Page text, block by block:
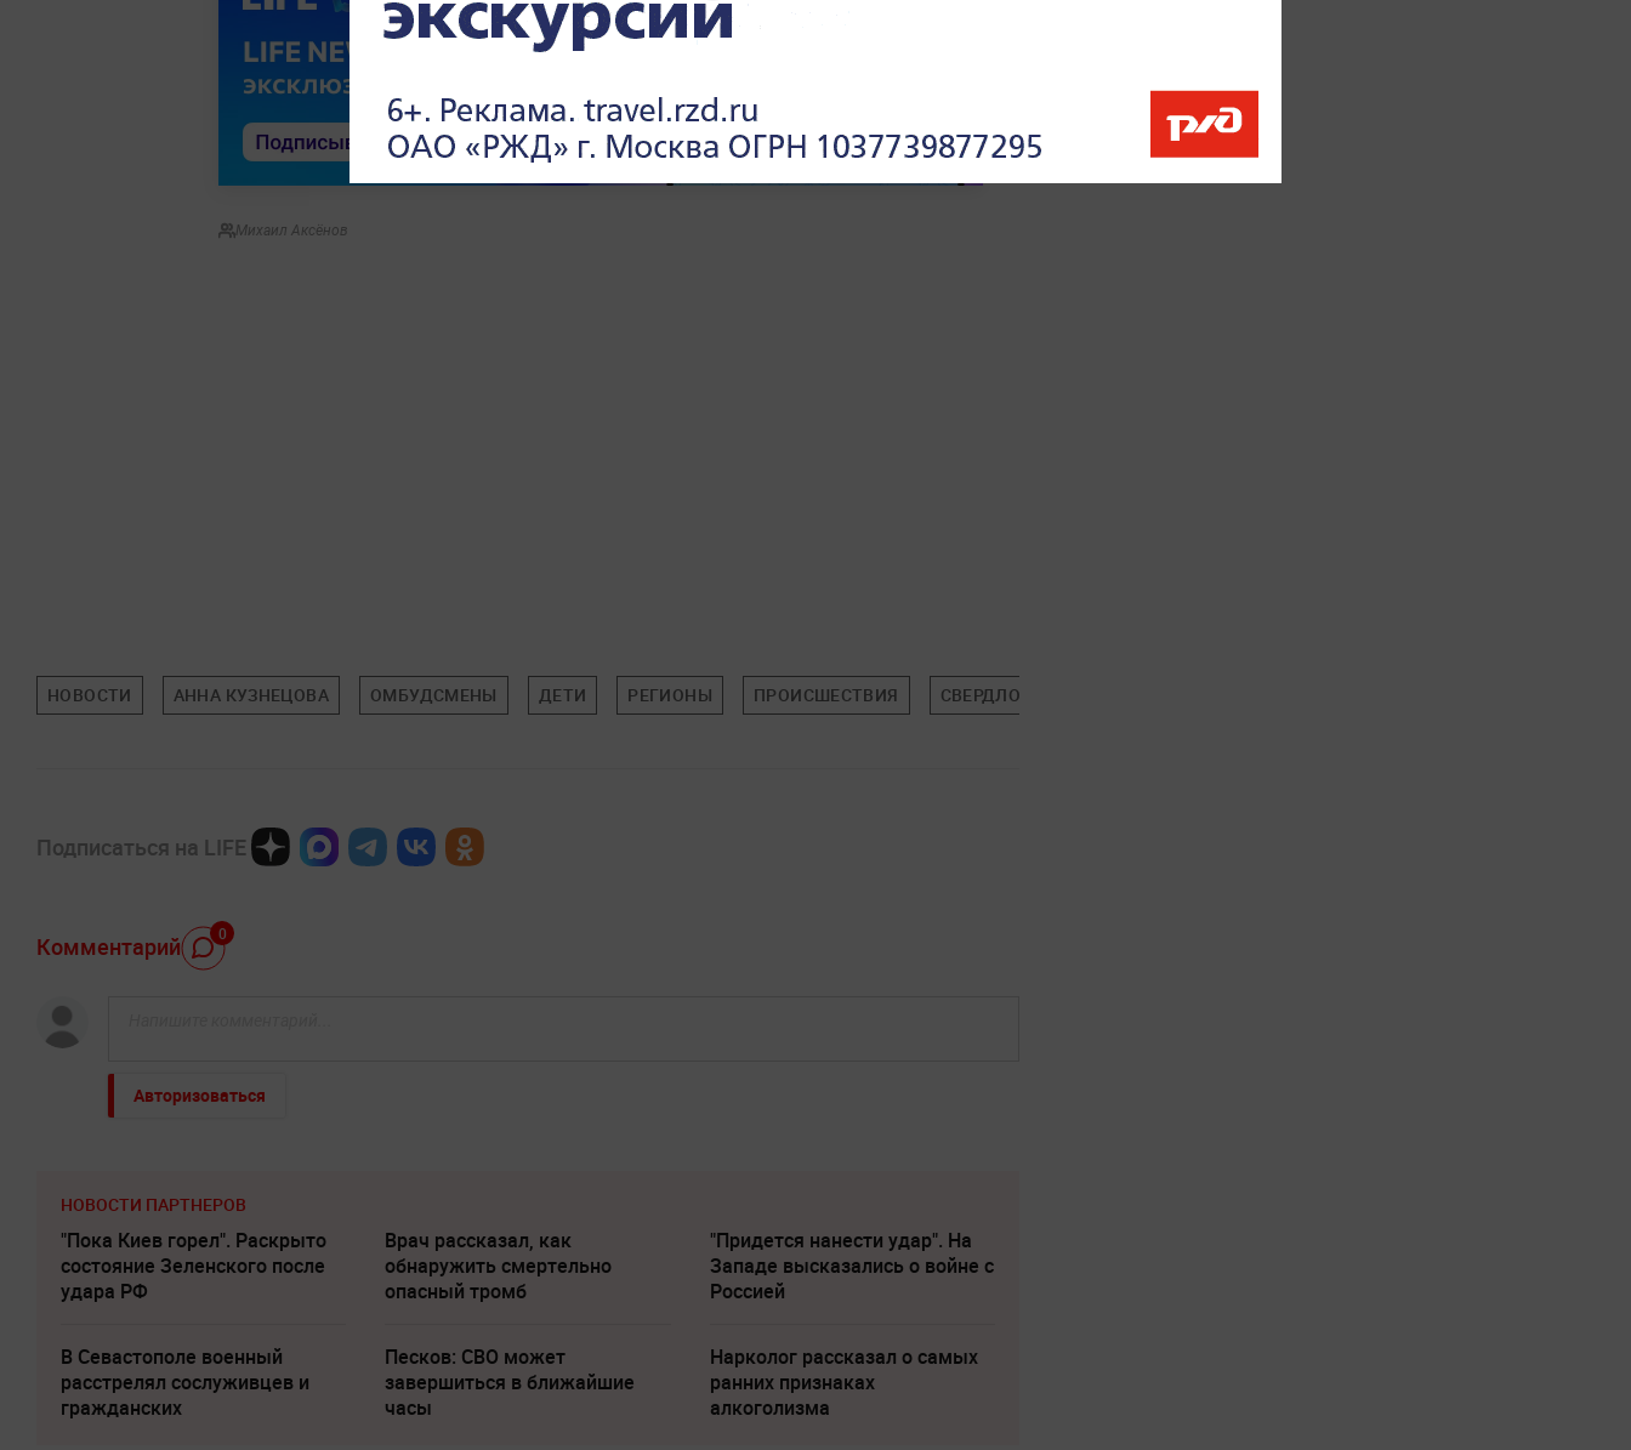
Михаил Аксёнов
НОВОСТИ АННА КУЗНЕЦОВА ОМБУДСМЕНЫ ДЕТИ РЕГИОНЫ ПРОИСШЕСТВИЯ СВЕРДЛОВСКАЯ ОБЛАСТЬ
Подписаться на LIFE
Комментарий 0
Авторизоваться
НОВОСТИ ПАРТНЕРОВ
"Пока Киев горел". Раскрыто
состояние Зеленского после
удара РФ
Врач рассказал, как
обнаружить смертельно
опасный тромб
"Придется нанести удар". На
Западе высказались о войне с
Россией
В Севастополе военный
расстрелял сослуживцев и
гражданских
Песков: СВО может
завершиться в ближайшие
часы
Нарколог рассказал о самых
ранних признаках
алкоголизма